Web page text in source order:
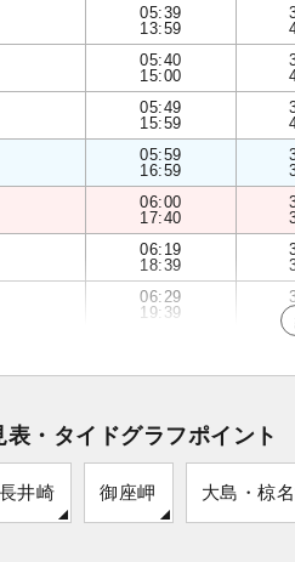
05:39
13:59
05:40
15:00
05:49
15:59
05:59
16:59
06:00
17:40
06:19
18:39
06:29
19:39
・タイドグラフポイント
長井崎 御座岬 大島・椋